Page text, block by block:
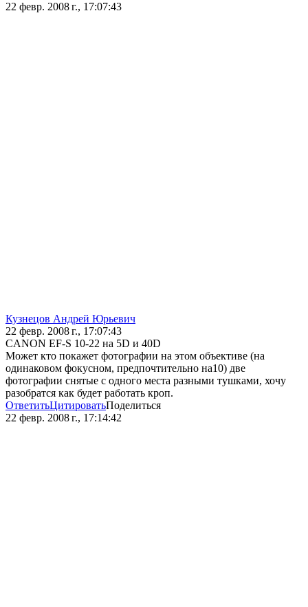
22 февр. 2008 г., 17:07:43
Кузнецов Андрей Юрьевич
22 февр. 2008 г., 17:07:43
CANON EF-S 10-22 на 5D и 40D
Может кто покажет фотографии на этом объективе (на
одинаковом фокусном, предпочтительно на10) две
фотографии снятые с одного места разными тушками, хочу
разобратся как будет работать кроп.
ОтветитьЦитироватьПоделиться
22 февр. 2008 г., 17:14:42